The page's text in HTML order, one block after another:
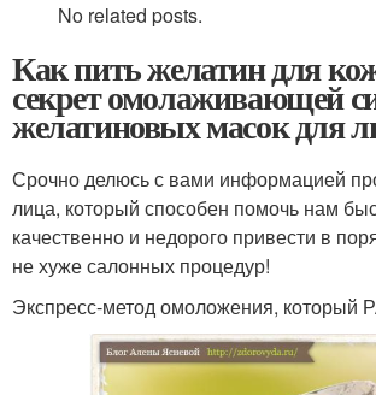
No related posts.
Как пить желатин для
секрет омолаживающей
желатиновых масок для
Срочно делюсь с вами информацией
лица, который способен помочь нам
качественно и недорого привести в
не хуже салонных процедур!
Экспресс-метод омоложения, который